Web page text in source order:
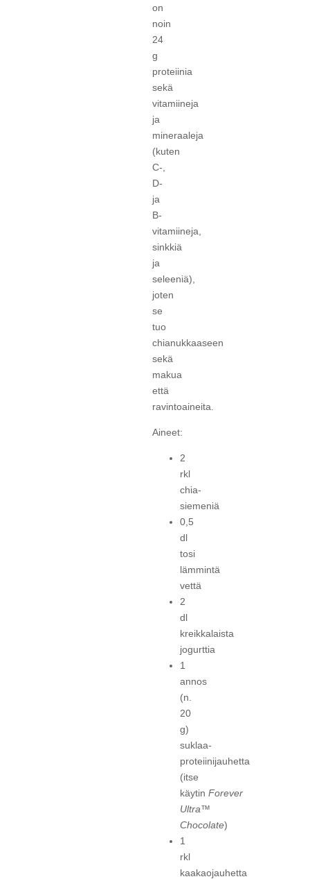
on
noin
24
g
proteiinia
sekä
vitamiineja
ja
mineraaleja
(kuten
C-,
D-
ja
B-
vitamiineja,
sinkkiä
ja
seleeniä),
joten
se
tuo
chianukkaaseen
sekä
makua
että
ravintoaineita.
Aineet:
2
rkl
chia-
siemeniä
0,5
dl
tosi
lämmintä
vettä
2
dl
kreikkalaista
jogurttia
1
annos
(n.
20
g)
suklaa-
proteiinijauhetta
(itse
käytin Forever
Ultra™
Chocolate)
1
rkl
kaakaojauhetta